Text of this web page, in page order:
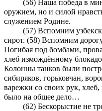
(56) Наша победа в
оружием, но и силой
служением Родине.
(57) Вспомним
сирот. (58) Вспомним
Погибая под бомбами,
хлеб измождённому
Колонны танков были
сибиряков, горьковчан,
варежки со своих рук, хлеб,
было на общее дело…
(62) Бескорыстие не